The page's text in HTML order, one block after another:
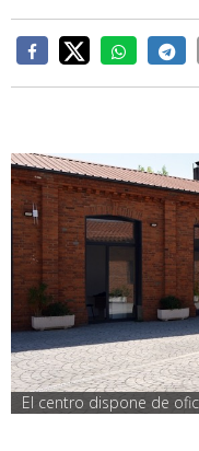
El centro dispone de